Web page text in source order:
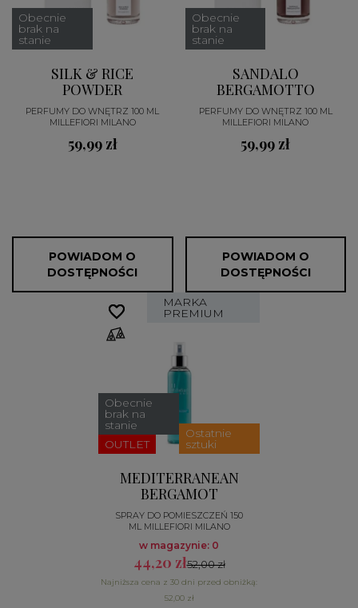
Obecnie
brak na
stanie
SILK & RICE
POWDER
PERFUMY DO WNĘTRZ 100 ML
MILLEFIORI MILANO
59,99 zł
POWIADOM O
DOSTĘPNOŚCI
Obecnie
brak na
stanie
SANDALO
BERGAMOTTO
PERFUMY DO WNĘTRZ 100 ML
MILLEFIORI MILANO
59,99 zł
POWIADOM O
DOSTĘPNOŚCI
MARKA
PREMIUM
Obecnie
brak na
stanie
OUTLET
Ostatnie
sztuki
MEDITERRANEAN
BERGAMOT
SPRAY DO POMIESZCZEŃ 150
ML MILLEFIORI MILANO
w magazynie: 0
44,20 zł52,00 zł
Najniższa cena z 30 dni przed obniżką:
52,00 zł
favorite_border
favorite_border